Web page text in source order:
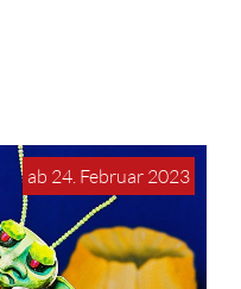
ab 24. Februar 2023